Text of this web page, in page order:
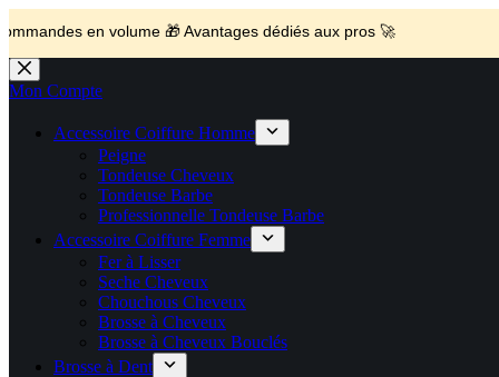
volume 🎁 Avantages dédiés aux pros 🚀
🚚 Livraison Gratuite en Europe Expédition en 48h 📦 Pensé
🔥 Déjà adopté par les pros 👉 Passez en Espace Pro B2B 📦
Passer
au
Mon Compte
Accessoire Coiffure Homme
Peigne
Tondeuse Cheveux
Tondeuse Barbe
Professionnelle Tondeuse Barbe
Accessoire Coiffure Femme
Fer à Lisser
Seche Cheveux
Chouchous Cheveux
Brosse à Cheveux
Brosse à Cheveux Bouclés
Brosse à Dent